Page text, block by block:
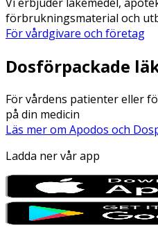
förbrukningsmaterial och
För vårdgivare och företag
Dosförpackade
För vårdens patienter eller
på din medicin
Läs mer om Apodos och
Ladda ner vår app